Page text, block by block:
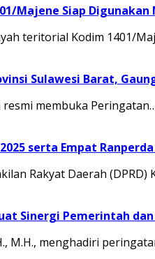
Majene Siap
teritorial Kodim 1401/
Sulawesi Barat,
resmi membuka
serta Empat
Rakyat Daerah
Sinergi Pemerintah dan
M.H., menghadiri